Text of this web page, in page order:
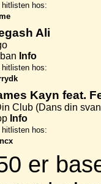
hitlisten hos:
Ali
Info
hitlisten hos:
Kayn feat.
Club (Dans din
Info
hitlisten hos:
er